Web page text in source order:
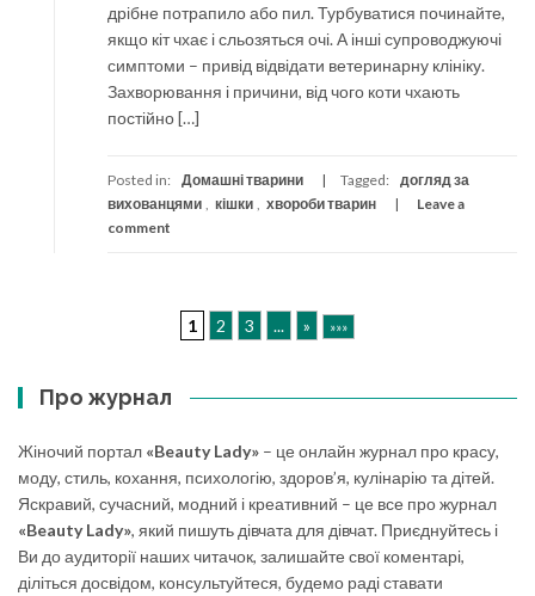
дрібне потрапило або пил. Турбуватися починайте,
якщо кіт чхає і сльозяться очі. А інші супроводжуючі
симптоми – привід відвідати ветеринарну клініку.
Захворювання і причини, від чого коти чхають
постійно […]
Posted in: Домашні тварини Tagged:
догляд за
вихованцями
кішки хвороби тварин
Leave a
comment
1 2 3 ... » »»»
Про журнал
Жіночий портал «Beauty Lady» – це онлайн журнал про красу,
моду, стиль, кохання, психологію, здоров’я, кулінарію та дітей.
Яскравий, сучасний, модний і креативний – це все про журнал
«Beauty Lady», який пишуть дівчата для дівчат. Приєднуйтесь і
Ви до аудиторії наших читачок, залишайте свої коментарі,
діліться досвідом, консультуйтеся, будемо раді ставати